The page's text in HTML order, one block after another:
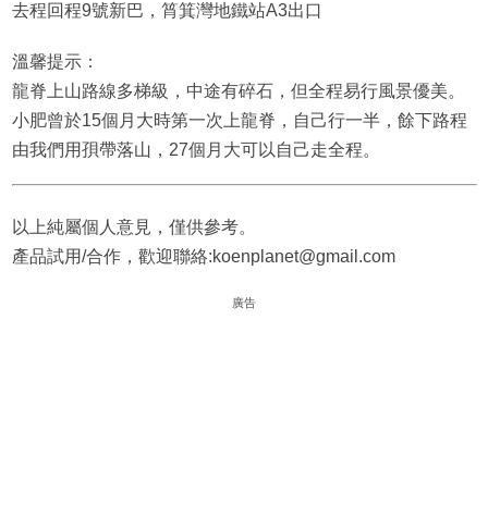
去程回程9號新巴，筲箕灣地鐵站A3出口
溫馨提示：
龍脊上山路線多梯級，中途有碎石，但全程易行風景優美。
小肥曾於15個月大時第一次上龍脊，自己行一半，餘下路程
由我們用孭帶落山，27個月大可以自己走全程。
以上純屬個人意見，僅供參考。
產品試用/合作，歡迎聯絡:koenplanet@gmail.com
廣告